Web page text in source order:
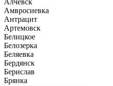
Алчевск
Амвросиевка
Антрацит
Артемовск
Белицкое
Белозерка
Беляевка
Бердянск
Берислав
Брянка